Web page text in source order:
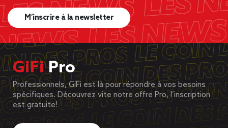
M’inscrire à la newsletter
GiFiPro
Professionnels, GiFi est là pour répondre à vos besoins
spécifiques. Découvrez vite notre offre Pro, l’inscription
est gratuite!